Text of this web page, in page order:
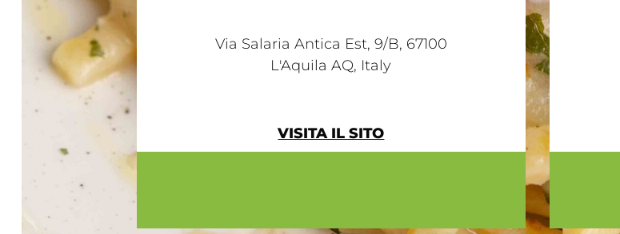
Via Salaria Antica Est, 9/B, 67100
L'Aquila AQ, Italy
VISITA IL SITO